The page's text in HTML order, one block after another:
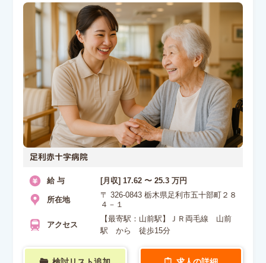
足利赤十字病院
給 与 [月収] 17.62 〜 25.3 万円
所在地
〒 326-0843 栃木県足利市五十部町２８
４－１
アクセス
【最寄駅：山前駅】ＪＲ両毛線 山前
駅 から 徒歩15分